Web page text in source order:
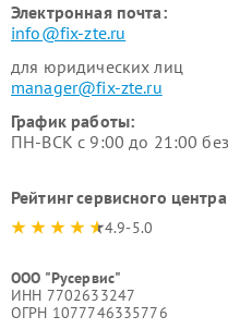
Электронная почта:
info@fix-zte.ru
для юридических лиц
manager@fix-zte.ru
График работы:
ПН-ВСК с 9:00 до 21:00
Рейтинг сервисного центра
4.9-5.0
ООО "Русервис"
ИНН 7702633247
ОГРН 1077746335776